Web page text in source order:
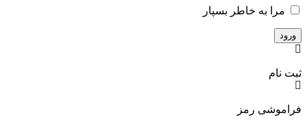
مرا به خاطر بسپار
ثبت نام
فراموشی رمز